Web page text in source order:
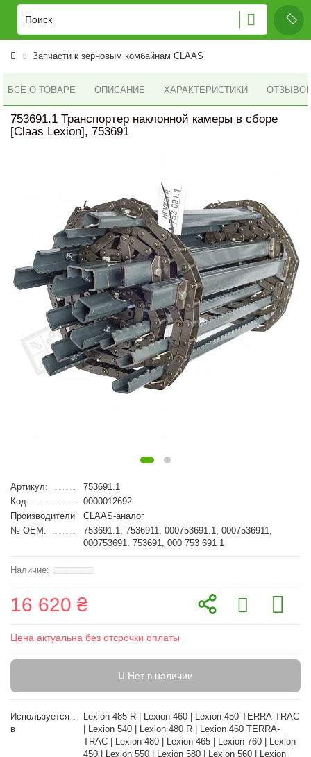
Запчасти к зерновым комбайнам CLAAS
ВСЕ О ТОВАРЕ ОПИСАНИЕ ХАРАКТЕРИСТИКИ ОТЗЫВОВ
753691.1 Транспортер наклонной камеры в сборе
[Claas Lexion], 753691
Артикул:
753691.1
Код:
0000012692
Производители
CLAAS-аналог
№ OEM:
753691.1, 7536911, 000753691.1, 0007536911,
000753691, 753691, 000 753 691 1
16 620 ₴
Цена актуальна без отсрочки оплаты
Нет в наличии
Используется
в
Lexion 485 R | Lexion 460 | Lexion 450 TERRA-TRAC
| Lexion 540 | Lexion 480 R | Lexion 460 TERRA-
TRAC | Lexion 480 | Lexion 465 | Lexion 760 | Lexion
450 | Lexion 550 | Lexion 580 | Lexion 560 | Lexion